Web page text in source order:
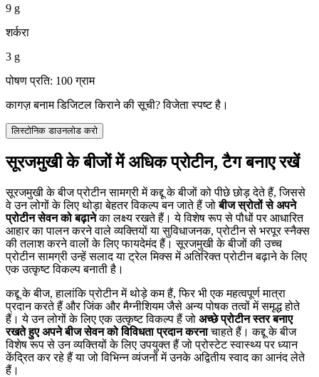
9 g
शर्करा
3 g
पोषण प्रति: 100 ग्राम
कागज़ बनाम डिजिटल किराने की सूची? विजेता स्पष्ट है।
लिस्टोनिक डाउनलोड करो
सूरजमुखी के बीजों में अधिक प्रोटीन, टैग बनाए रखें
सूरजमुखी के बीज प्रोटीन सामग्री में कद्दू के बीजों को पीछे छोड़ देते हैं, जिससे
वे उन लोगों के लिए थोड़ा बेहतर विकल्प बन जाते हैं जोबीज स्रोतों से अपने
प्रोटीन सेवन को बढ़ानेका लक्ष्य रखते हैं। ये विशेष रूप से पौधों पर आधारित
आहार का पालन करने वाले व्यक्तियों या सुविधाजनक, प्रोटीन से भरपूर स्नैक्स
की तलाश करने वालों के लिए फायदेमंद हैं। सूरजमुखी के बीजों की उच्च
प्रोटीन सामग्री उन्हें सलाद या ट्रेल मिक्स में अतिरिक्त प्रोटीन बढ़ाने के लिए
एक उत्कृष्ट विकल्प बनाती है।
कद्दू के बीज, हालांकि प्रोटीन में थोड़े कम हैं, फिर भी एक महत्वपूर्ण मात्रा
प्रदान करते हैं और जिंक और मैग्नीशियम जैसे अन्य पोषक तत्वों में समृद्ध होते
हैं। ये उन लोगों के लिए एक उत्कृष्ट विकल्प हैं जो अच्छे प्रोटीन स्तर बनाए
रखते हुए अपने बीज सेवन को विविधता प्रदान करनाचाहते हैं। कद्दू के बीज
विशेष रूप से उन व्यक्तियों के लिए उपयुक्त हैं जो प्रोस्टेट स्वास्थ्य पर ध्यान
केंद्रित कर रहे हैं या जो विभिन्न व्यंजनों में उनके अद्वितीय स्वाद का आनंद लेते
हैं।